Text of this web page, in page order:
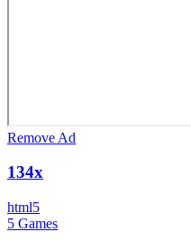
Remove Ad
134x
html5
5 Games